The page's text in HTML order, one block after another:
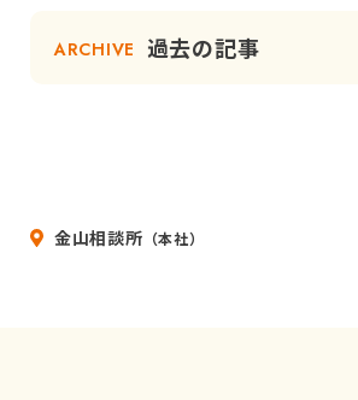
ARCHIVE 過去の記事
金山相談所 （本社）